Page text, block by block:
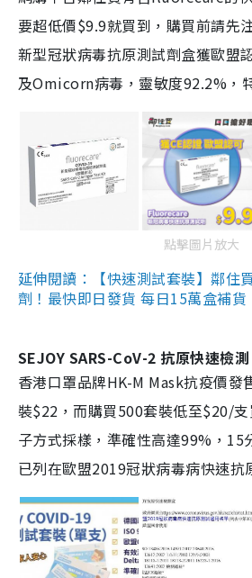
要超低價$9.9就買到，購買前請先
新型冠狀病毒抗原測試劑盒獲歐盟
及Omicorn病毒，靈敏度92.2%，
點擊圖片放大
延伸閱讀：【快速測試套裝】鄰住
劑！最快即日發貨 每日15萬盒補貨
SEJOY SARS-CoV-2 抗原快速檢測
香港口罩品牌HK-M Mask抗疫價發
裝$22，而購買500套裝低至$20/
子方式採樣，準確性高達99%，15
已列在歐盟2019冠狀病毒病快速抗